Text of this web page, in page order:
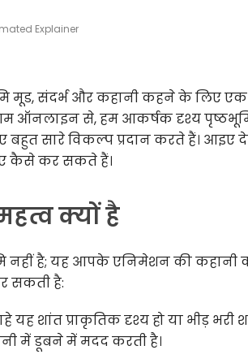
Explainer
मूड, संदर्भ और कहानी कहने के लिए एक
ऑनलाइन से, हम आकर्षक दृश्य
सारे विकल्प प्रदान करते हैं।
कैसे कर सकते हैं।
क्यों है
नहीं है; यह आपके एनिमेशन की कहानी
सकती है:
यह शांत प्राकृतिक दृश्य हो या भीड़
में डूबने में मदद करती है।